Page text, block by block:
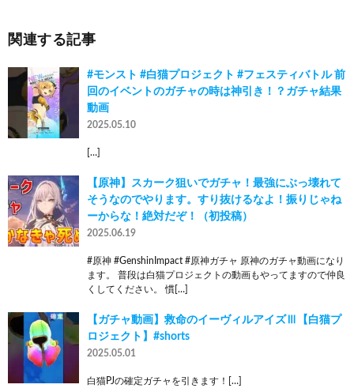
関連する記事
#モンスト #白猫プロジェクト #フェスティバトル 前
回のイベントのガチャの時は神引き！？ガチャ結果
動画
2025.05.10
[…]
【原神】スカーク狙いでガチャ！最強にぶっ壊れて
そうなのでやります。すり抜けるなよ！振りじゃね
ーからな！絶対だぞ！（初投稿）
2025.06.19
#原神 #GenshinImpact #原神ガチャ 原神のガチャ動画になり
ます。 普段は白猫プロジェクトの動画もやってますので仲良
くしてください。 慣[…]
【ガチャ動画】救命のイーヴィルアイズⅢ【白猫プ
ロジェクト】#shorts
2025.05.01
白猫PJの確定ガチャを引きます！[…]